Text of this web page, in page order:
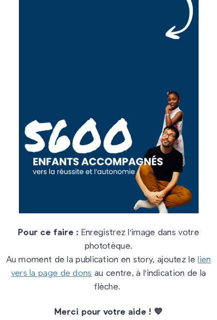
Pour ce faire : Enregistrez l'image dans votre
phototèque.
Au moment de la publication en story, ajoutez lelien
vers la page de dons au centre, à l'indication de la
flèche.
Merci pour votre aide ! 💙